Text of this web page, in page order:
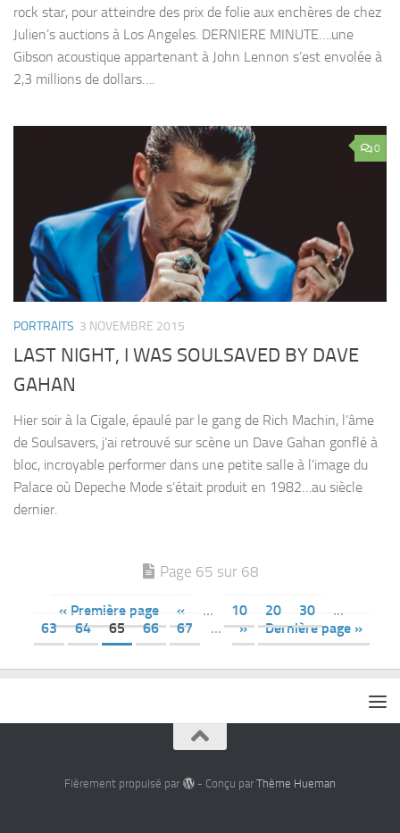
rock star, pour atteindre des prix de folie aux enchères de chez
Julien’s auctions à Los Angeles. DERNIERE MINUTE….une
Gibson acoustique appartenant à John Lennon s’est envolée à
2,3 millions de dollars….
0
PORTRAITS 3 NOVEMBRE 2015
LAST NIGHT, I WAS SOULSAVED BY DAVE
GAHAN
Hier soir à la Cigale, épaulé par le gang de Rich Machin, l’âme
de Soulsavers, j’ai retrouvé sur scène un Dave Gahan gonflé à
bloc, incroyable performer dans une petite salle à l’image du
Palace où Depeche Mode s’était produit en 1982…au siècle
dernier.
Page 65 sur 68
« Première page « … 10 20 30
…
63
64 65 66 67 … » Dernière page »
Fièrement propulsé par - Conçu par Thème Hueman